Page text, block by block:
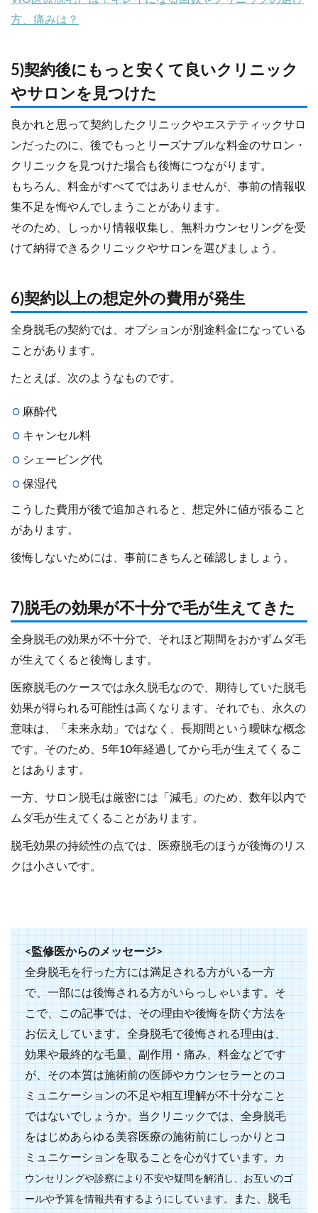
方、痛みは？
5)契約後にもっと安くて良いクリニック
やサロンを見つけた
良かれと思って契約したクリニックやエステティックサロ
ンだったのに、後でもっとリーズナブルな料金のサロン・
クリニックを見つけた場合も後悔につながります。
もちろん、料金がすべてではありませんが、事前の情報収
集不足を悔やんでしまうことがあります。
そのため、しっかり情報収集し、無料カウンセリングを受
けて納得できるクリニックやサロンを選びましょう。
6)契約以上の想定外の費用が発生
全身脱毛の契約では、オプションが別途料金になっている
ことがあります。
たとえば、次のようなものです。
麻酔代
キャンセル料
シェービング代
保湿代
こうした費用が後で追加されると、想定外に値が張ること
があります。
後悔しないためには、事前にきちんと確認しましょう。
7)脱毛の効果が不十分で毛が生えてきた
全身脱毛の効果が不十分で、それほど期間をおかずムダ毛
が生えてくると後悔します。
医療脱毛のケースでは永久脱毛なので、期待していた脱毛
効果が得られる可能性は高くなります。それでも、永久の
意味は、「未来永劫」ではなく、長期間という曖昧な概念
です。そのため、5年10年経過してから毛が生えてくるこ
とはあります。
一方、サロン脱毛は厳密には「減毛」のため、数年以内で
ムダ毛が生えてくることがあります。
脱毛効果の持続性の点では、医療脱毛のほうが後悔のリス
クは小さいです。
<監修医からのメッセージ>
全身脱毛を行った方には満足される方がいる一方
で、一部には後悔される方がいらっしゃいます。そ
こで、この記事では、その理由や後悔を防ぐ方法を
お伝えしています。全身脱毛で後悔される理由は、
効果や最終的な毛量、副作用・痛み、料金などです
が、その本質は施術前の医師やカウンセラーとのコ
ミュニケーションの不足や相互理解が不十分なこと
ではないでしょうか。当クリニックでは、全身脱毛
をはじめあらゆる美容医療の施術前にしっかりとコ
ミュニケーションを取ることを心がけています。カ
ウンセリングや診察により不安や疑問を解消し、お互いのゴ
ールや予算を情報共有するようにしています。また、脱毛